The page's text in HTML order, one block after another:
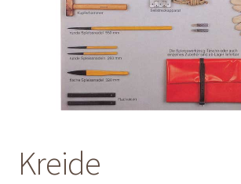
Warenkorb
Kreide